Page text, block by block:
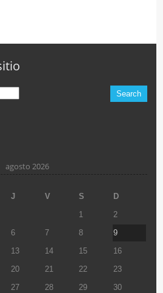
agosto 2026
J V S
D
1
2
6 7 8
9
13 14 15
16
20 21 22
23
27 28 29
30